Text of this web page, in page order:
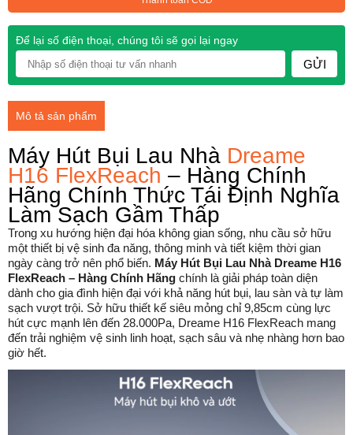
Để lại số điện thoại, chúng tôi sẽ gọi lại ngay
GỬI
Mô tả sản phẩm
Máy Hút Bụi Lau Nhà Dreame
H16 FlexReach – Hàng Chính
Hãng Chính Thức Tái Định Nghĩa
Làm Sạch Gầm Thấp
Trong xu hướng hiện đại hóa không gian sống, nhu cầu sở hữu
một thiết bị vệ sinh đa năng, thông minh và tiết kiệm thời gian
ngày càng trở nên phổ biến. Máy Hút Bụi Lau Nhà Dreame H16
FlexReach – Hàng Chính Hãng chính là giải pháp toàn diện
dành cho gia đình hiện đại với khả năng hút bụi, lau sàn và tự làm
sạch vượt trội. Sở hữu thiết kế siêu mỏng chỉ 9,85cm cùng lực
hút cực mạnh lên đến 28.000Pa, Dreame H16 FlexReach mang
đến trải nghiệm vệ sinh linh hoạt, sạch sâu và nhẹ nhàng hơn bao
giờ hết.